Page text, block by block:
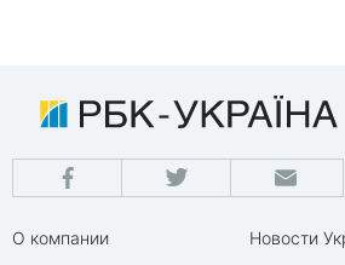
О компании
Новости